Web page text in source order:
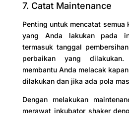
7. Catat Maintenance
Penting untuk mencatat semua
yang Anda lakukan pada
termasuk tanggal
perbaikan yang
membantu Anda melacak
dilakukan dan jika ada pola
Dengan melakukan
merawat inkubator shaker